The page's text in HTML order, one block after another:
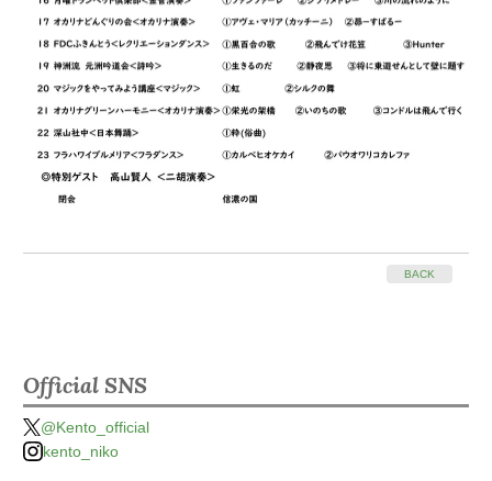
BACK
Official SNS
@Kento_official
kento_niko